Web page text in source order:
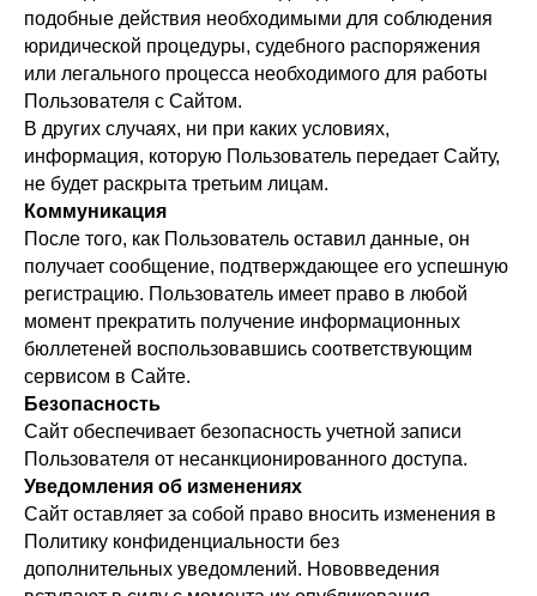
подобные действия необходимыми для соблюдения
юридической процедуры, судебного распоряжения
или легального процесса необходимого для работы
Пользователя с Сайтом.
В других случаях, ни при каких условиях,
информация, которую Пользователь передает Сайту,
не будет раскрыта третьим лицам.
Коммуникация
После того, как Пользователь оставил данные, он
получает сообщение, подтверждающее его успешную
регистрацию. Пользователь имеет право в любой
момент прекратить получение информационных
бюллетеней воспользовавшись соответствующим
сервисом в Сайте.
Безопасность
Сайт обеспечивает безопасность учетной записи
Пользователя от несанкционированного доступа.
Уведомления об изменениях
Сайт оставляет за собой право вносить изменения в
Политику конфиденциальности без
дополнительных уведомлений. Нововведения